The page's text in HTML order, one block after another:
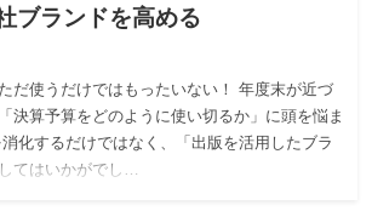
ブランドを高める
だ使うだけではもったいない！ 年度末が近づ
決算予算をどのように使い切るか」に頭を悩ま
化するだけではなく、「出版を活用したブラ
てはいかがでし…